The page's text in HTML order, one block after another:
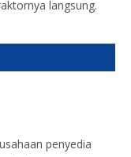
langsung.
penyedia